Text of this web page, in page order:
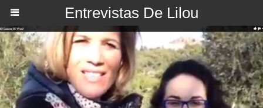
Entrevistas De Lilou